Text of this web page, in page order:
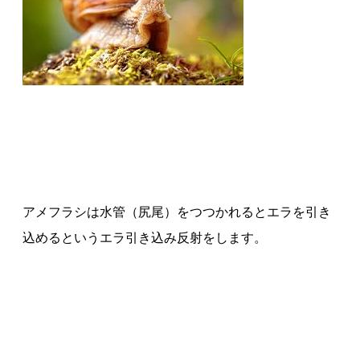
アメフラシは水管（尻尾）をつつかれるとエラを引き
込めるというエラ引き込み反射をします。